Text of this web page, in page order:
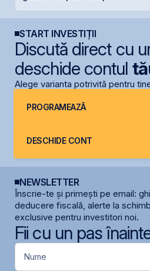
START INVESTIȚII
Discută direct cu
deschide contul
Alege varianta potrivită pentru
PROGRAMEAZĂ
DESCHIDE CONT
NEWSLETTER
Înscrie-te și primești pe email:
deducere fiscală, alerte la
exclusive pentru investitori noi.
Fii cu un pas
Nume